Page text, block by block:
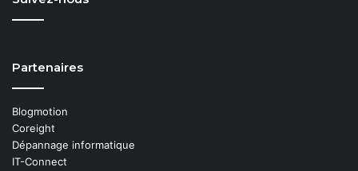
Partenaires
Blogmotion
Coreight
Dépannage informatique
IT-Connect